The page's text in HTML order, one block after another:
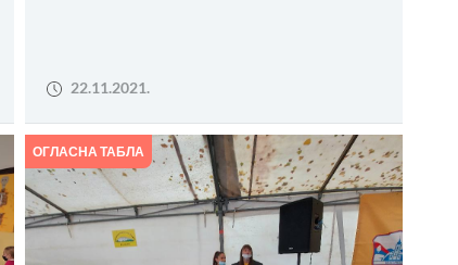
22.11.2021.
ОГЛАСНА ТАБЛА